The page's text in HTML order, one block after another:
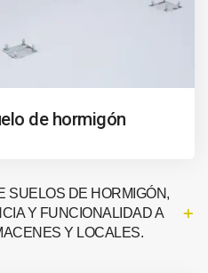
de hormigón
SUELOS DE HORMIGÓN,
Y FUNCIONALIDAD A
Y LOCALES.